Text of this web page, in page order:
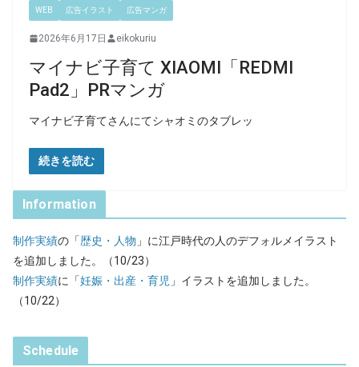
WEB 広告イラスト 広告マンガ
2026年6月17日 eikokuriu
マイナビ子育て XIAOMI「REDMI
Pad2」PRマンガ
マイナビ子育てさんにてシャオミのタブレッ
続きを読む
Information
制作実績の「歴史・人物 」に江戸時代の人のデフォルメイラスト
を追加しました。（10/23）
制作実績に「妊娠・出産・育児 」イラストを追加しました。
（10/22）
Schedule